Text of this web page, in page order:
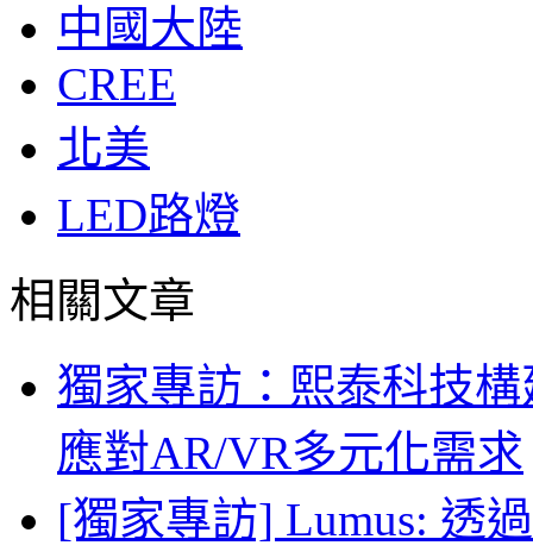
中國大陸
CREE
北美
LED路燈
相關文章
獨家專訪：熙泰科技
應對AR/VR多元化需求
[獨家專訪] Lumus: 透